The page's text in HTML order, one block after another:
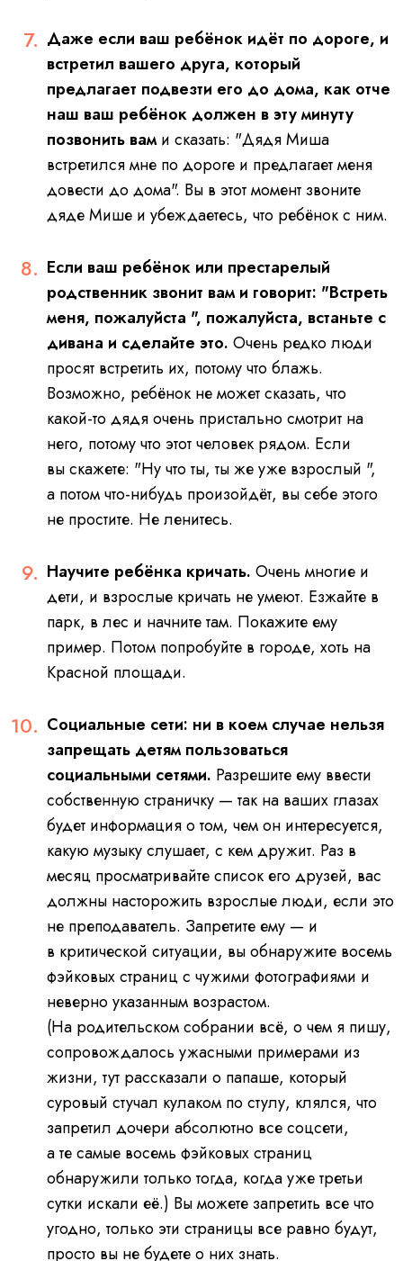
Даже если ваш ребёнок идёт по дороге, и
встретил вашего друга, который
предлагает подвезти его до дома, как отче
наш ваш ребёнок должен в эту минуту
позвонить вами сказать: "Дядя Миша
встретился мне по дороге и предлагает меня
довести до дома". Вы в этот момент звоните
дяде Мише и убеждаетесь, что ребёнок с ним.
Если ваш ребёнок или престарелый
родственник звонит вам и говорит: "Встреть
меня, пожалуйста ", пожалуйста, встаньте с
дивана и сделайте это. Очень редко люди
просят встретить их, потому что блажь.
Возможно, ребёнок не может сказать, что
какой-то дядя очень пристально смотрит на
него, потому что этот человек рядом. Если
вы скажете: "Ну что ты, ты же уже взрослый ",
а потом что-нибудь произойдёт, вы себе этого
не простите. Не ленитесь.
Научите ребёнка кричать. Очень многие и
дети, и взрослые кричать не умеют. Езжайте в
парк, в лес и начните там. Покажите ему
пример. Потом попробуйте в городе, хоть на
Красной площади.
Социальные сети: ни в коем случае нельзя
запрещать детям пользоваться
социальными сетями. Разрешите ему ввести
собственную страничку — так на ваших глазах
будет информация о том, чем он интересуется,
какую музыку слушает, с кем дружит. Раз в
месяц просматривайте список его друзей, вас
должны насторожить взрослые люди, если это
не преподаватель. Запретите ему — и
в критической ситуации, вы обнаружите восемь
фэйковых страниц с чужими фотографиями и
неверно указанным возрастом.
(На родительском собрании всё, о чем я пишу,
сопровождалось ужасными примерами из
жизни, тут рассказали о папаше, который
суровый стучал кулаком по стулу, клялся, что
запретил дочери абсолютно все соцсети,
а те самые восемь фэйковых страниц
обнаружили только тогда, когда уже третьи
сутки искали её.) Вы можете запретить все что
угодно, только эти страницы все равно будут,
просто вы не будете о них знать.